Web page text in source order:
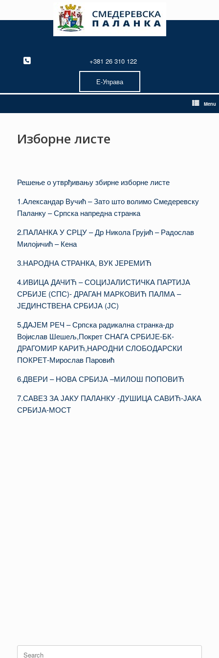
content
+381 26 310 122
Е-Управа
Menu
Изборне листе
Решење о утврђивању збирне изборне листе
1.Александар Вучић – Зато што волимо Смедеревску
Паланку – Српска напредна странка
2.ПАЛАНКА У СРЦУ – Др Никола Грујић – Радослав
Милојичић – Кена
3.НАРОДНА СТРАНКА, ВУК ЈЕРЕМИЋ
4.ИВИЦА ДАЧИЋ – СОЦИЈАЛИСТИЧКА ПАРТИЈА
СРБИЈЕ (СПС)- ДРАГАН МАРКОВИЋ ПАЛМА –
ЈЕДИНСТВЕНА СРБИЈА (ЈС)
5.ДАЈЕМ РЕЧ – Српска радикална странка-др
Војислав Шешељ,Покрет СНАГА СРБИЈЕ-БК-
ДРАГОМИР КАРИЋ,НАРОДНИ СЛОБОДАРСКИ
ПОКРЕТ-Мирослав Паровић
6.ДВЕРИ – НОВА СРБИЈА –МИЛОШ ПОПОВИЋ
7.САВЕЗ ЗА ЈАКУ ПАЛАНКУ -ДУШИЦА САВИЋ-ЈАКА
СРБИЈА-МОСТ
Search